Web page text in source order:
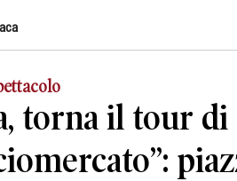
torna il tour di